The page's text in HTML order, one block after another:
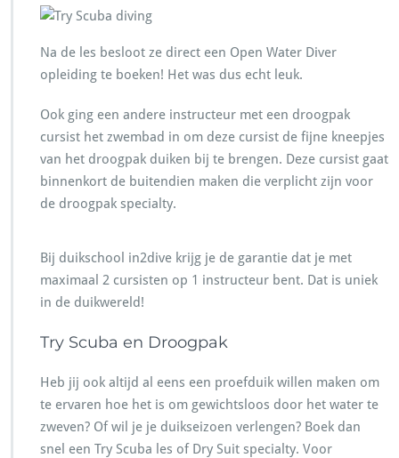
Na de les besloot ze direct een Open Water Diver
opleiding te boeken! Het was dus echt leuk.
Ook ging een andere instructeur met een droogpak
cursist het zwembad in om deze cursist de fijne kneepjes
van het droogpak duiken bij te brengen. Deze cursist gaat
binnenkort de buitendien maken die verplicht zijn voor
de droogpak specialty.
Bij duikschool in2dive krijg je de garantie dat je met
maximaal 2 cursisten op 1 instructeur bent. Dat is uniek
in de duikwereld!
Try Scuba en Droogpak
Heb jij ook altijd al eens een proefduik willen maken om
te ervaren hoe het is om gewichtsloos door het water te
zweven? Of wil je je duikseizoen verlengen? Boek dan
snel een Try Scuba les of Dry Suit specialty. Voor